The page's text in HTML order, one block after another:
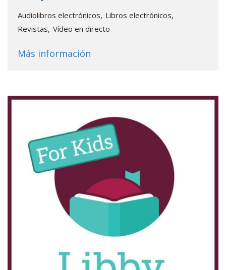
Audiolibros electrónicos Libros electrónicos
Revistas Vídeo en directo
Más información